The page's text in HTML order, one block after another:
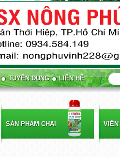
TUYỂN DỤNG LIÊN HỆ
SẢN PHẨM CHAI VIÊN